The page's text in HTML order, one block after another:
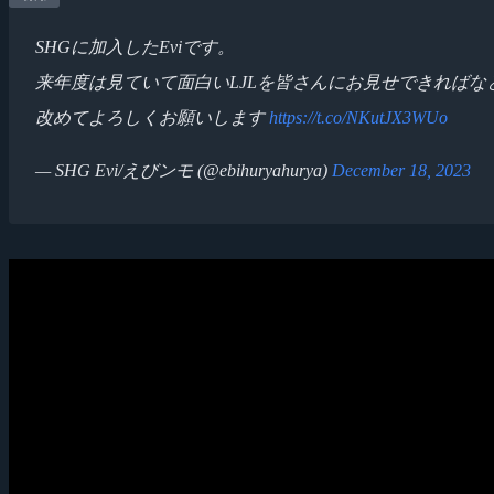
SHGに加入したEviです。
来年度は見ていて面白いLJLを皆さんにお見せできればな
改めてよろしくお願いしますhttps://t.co/NKutJX3WUo
— SHG Evi/えびンモ (@ebihuryahurya) December 18, 2023